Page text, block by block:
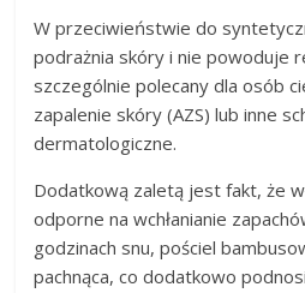
W przeciwieństwie do
podrażnia skóry i nie powoduje
szczególnie polecany dla osób
zapalenie skóry (AZS) lub inne
dermatologiczne.
Dodatkową zaletą jest fakt, że
odporne na wchłanianie
godzinach snu, pościel
pachnąca, co dodatkowo